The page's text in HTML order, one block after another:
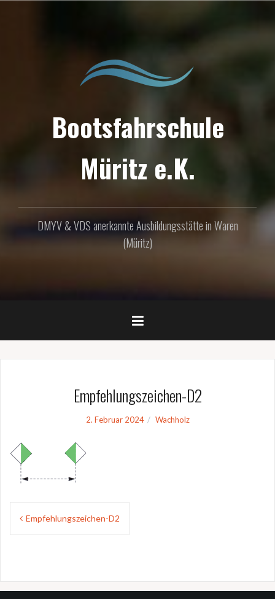
Bootsfahrschule
Müritz e.K.
DMYV & VDS anerkannte Ausbildungsstätte in Waren
(Müritz)
Empfehlungszeichen-D2
2. Februar 2024 Wachholz
Beitragsnavigation
Empfehlungszeichen-D2